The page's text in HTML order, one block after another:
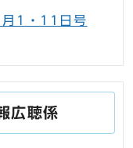
1・11日号
広聴係